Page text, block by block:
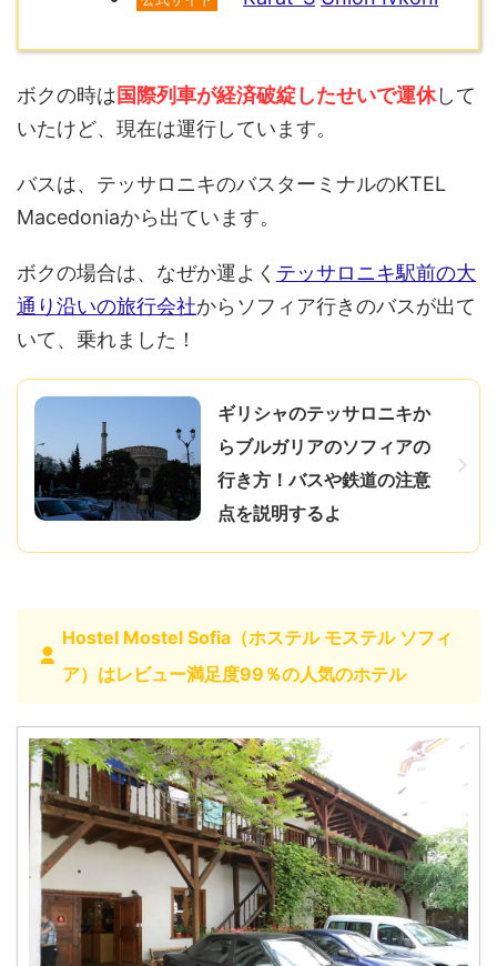
ボクの時は国際列車が経済破綻したせいで運休して
いたけど、現在は運行しています。
バスは、テッサロニキのバスターミナルのKTEL
Macedoniaから出ています。
ボクの場合は、なぜか運よく テッサロニキ駅前の大
通り沿いの旅行会社からソフィア行きのバスが出て
いて、乗れました！
ギリシャのテッサロニキか
らブルガリアのソフィアの
行き方！バスや鉄道の注意
点を説明するよ
Hostel Mostel Sofia（ホステル モステル ソフィ
ア）はレビュー満足度99％の人気のホテル